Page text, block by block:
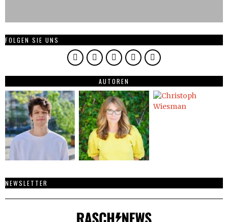
FOLGEN SIE UNS
AUTOREN
NEWSLETTER